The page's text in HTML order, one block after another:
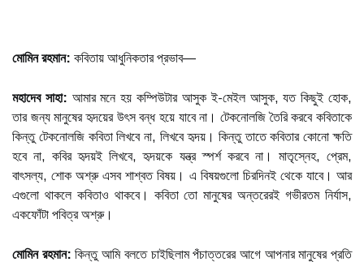
মোমিন রহমান: কবিতায় আধুনিকতার প্রভাব—
মহাদেব সাহা: আমার মনে হয় কম্পিউটার আসুক ই-মেইল আসুক, যত কিছুই হোক,
তার জন্য মানুষের হৃদয়ের উৎস বন্ধ হয়ে যাবে না। টেকনোলজি তৈরি করবে কবিতাকে
কিন্তু টেকনোলজি কবিতা লিখবে না, লিখবে হৃদয়। কিন্তু তাতে কবিতার কোনো ক্ষতি
হবে না, কবির হৃদয়ই লিখবে, হৃদয়কে যন্ত্র স্পর্শ করবে না। মাতৃস্নেহ, প্রেম,
বাৎসল্য, শোক অশ্রু এসব শাশ্বত বিষয়। এ বিষয়গুলো চিরদিনই থেকে যাবে। আর
এগুলো থাকলে কবিতাও থাকবে। কবিতা তো মানুষের অন্তরেরই গভীরতম নির্যাস,
একফোঁটা পবিত্র অশ্রু।
মোমিন রহমান: কিন্তু আমি বলতে চাইছিলাম পঁচাত্তরের আগে আপনার মানুষের প্রতি